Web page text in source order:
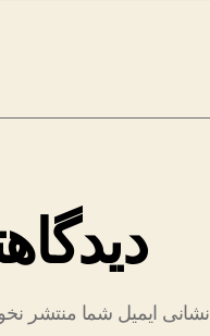
نشانی ایمیل شما منتشر